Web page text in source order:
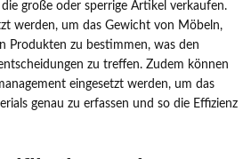
große oder sperrige Artikel verkaufen.
werden, um das Gewicht von Möbeln,
Produkten zu bestimmen, was den
zu treffen. Zudem können
eingesetzt werden, um das
genau zu erfassen und so die Effizienz